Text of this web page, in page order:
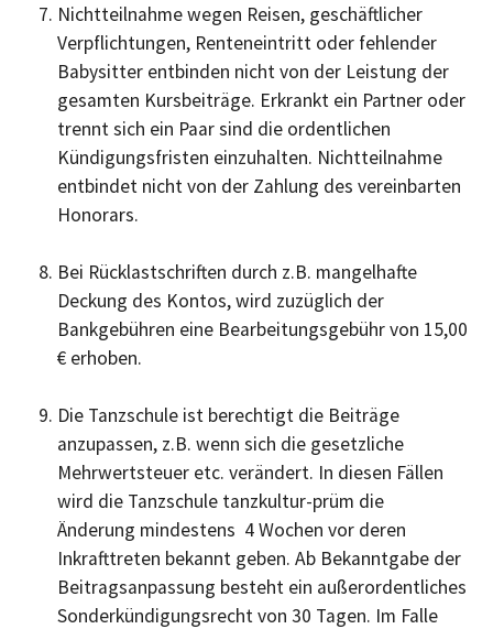
Nichtteilnahme wegen Reisen, geschäftlicher
Verpflichtungen, Renteneintritt oder fehlender
Babysitter entbinden nicht von der Leistung der
gesamten Kursbeiträge. Erkrankt ein Partner oder
trennt sich ein Paar sind die ordentlichen
Kündigungsfristen einzuhalten. Nichtteilnahme
entbindet nicht von der Zahlung des vereinbarten
Honorars.
Bei Rücklastschriften durch z.B. mangelhafte
Deckung des Kontos, wird zuzüglich der
Bankgebühren eine Bearbeitungsgebühr von 15,00
€ erhoben.
Die Tanzschule ist berechtigt die Beiträge
anzupassen, z.B. wenn sich die gesetzliche
Mehrwertsteuer etc. verändert. In diesen Fällen
wird die Tanzschule tanzkultur-prüm die
Änderung mindestens 4 Wochen vor deren
Inkrafttreten bekannt geben. Ab Bekanntgabe der
Beitragsanpassung besteht ein außerordentliches
Sonderkündigungsrecht von 30 Tagen. Im Falle